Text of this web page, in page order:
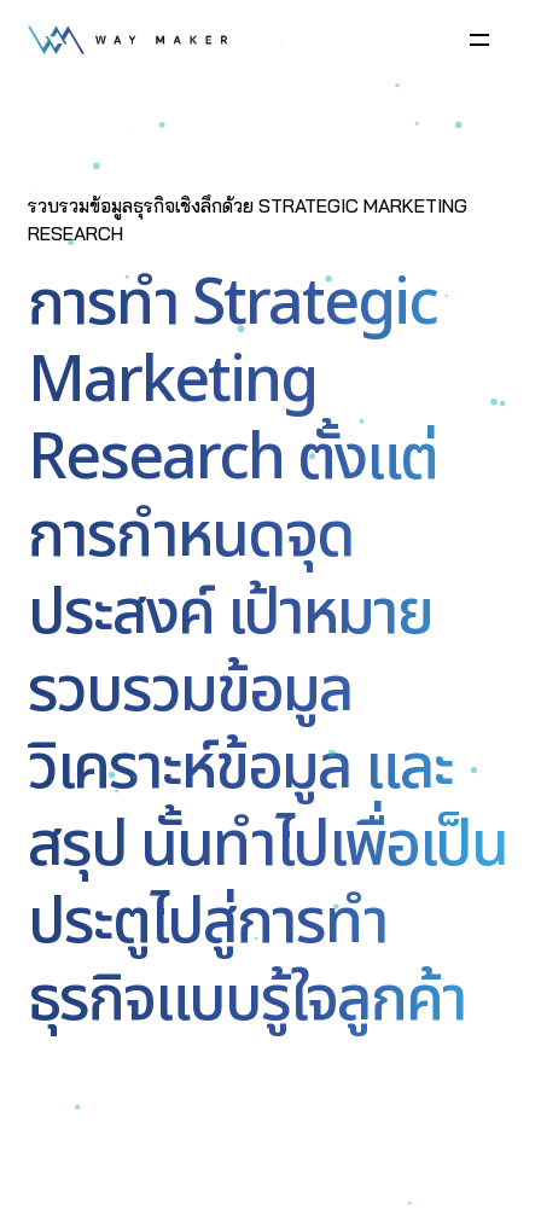
รวบรวมข้อมูลธุรกิจเชิงลึกด้วย STRATEGIC MARKETING
RESEARCH
การทำ Strategic
Marketing
Research ตั้งแต่
การกำหนดจุด
ประสงค์ เป้าหมาย
รวบรวมข้อมูล
วิเคราะห์ข้อมูล และ
สรุป นั้นทำไปเพื่อเป็น
ประตูไปสู่การทำ
ธุรกิจแบบรู้ใจลูกค้า